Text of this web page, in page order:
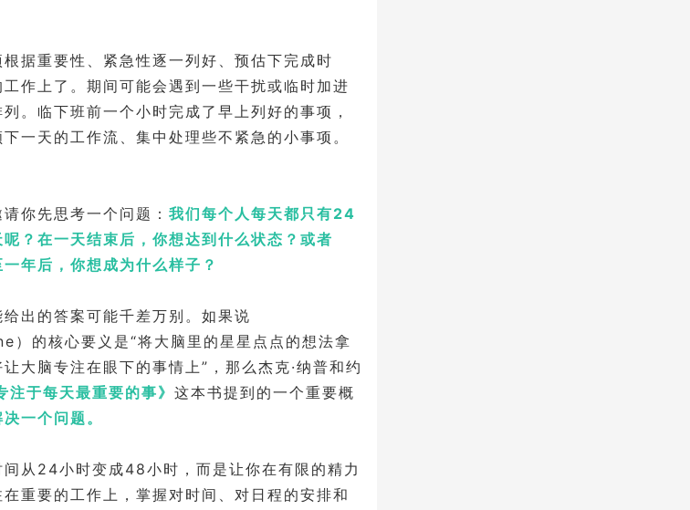
据重要性、紧急性逐一列好、预估下完成时
作上了。期间可能会遇到一些干扰或临时加进
。临下班前一个小时完成了早上列好的事项，
一天的工作流、集中处理些不紧急的小事项。
你先思考一个问题： 我们每个人每天都只有24
？在一天结束后，你想达到什么状态？或者
年后，你想成为什么样子？
出的答案可能千差万别。如果说
的核心要义是“将大脑里的星星点点的想法拿
大脑专注在眼下的事情上”，那么杰克·纳普和约
注于每天最重要的事》 这本书提到的一个重要概
一个问题。
从24小时变成48小时，而是让你在有限的精力
重要的工作上，掌握对时间、对日程的安排和